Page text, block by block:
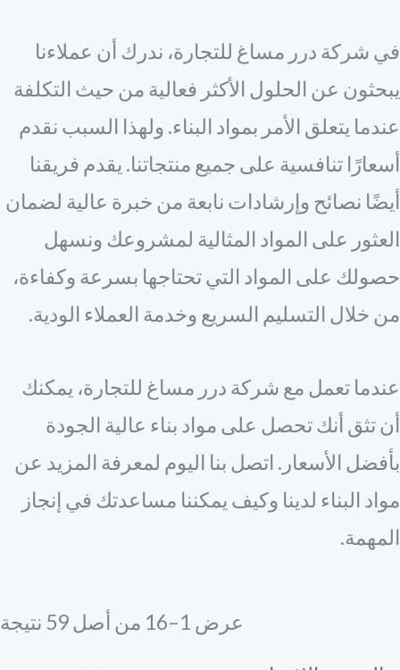
شركة درر مساغ للتجارة، ندرك أن عملاءنا
عن الحلول الأكثر فعالية من حيث التكلفة
يتعلق الأمر بمواد البناء. ولهذا السبب نقدم
تنافسية على جميع منتجاتنا. يقدم فريقنا
نصائح وإرشادات نابعة من خبرة عالية لضمان
على المواد المثالية لمشروعك ونسهل
على المواد التي تحتاجها بسرعة وكفاءة،
خلال التسليم السريع وخدمة العملاء الودية.
تعمل مع شركة درر مساغ للتجارة، يمكنك
تثق أنك تحصل على مواد بناء عالية الجودة
الأسعار. اتصل بنا اليوم لمعرفة المزيد عن
البناء لدينا وكيف يمكننا مساعدتك في إنجاز
عرض 1–16 من أصل 59 نتيجة